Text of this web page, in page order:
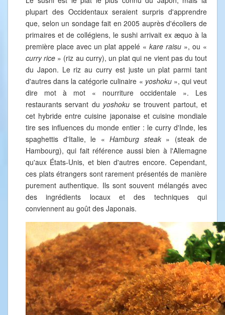
plupart des Occidentaux seraient surpris d'apprendre
que, selon un sondage fait en 2005 auprès d'écoliers de
primaires et de collégiens, le sushi arrivait ex æquo à la
première place avec un plat appelé « kare raisu », ou «
curry rice » (riz au curry), un plat qui ne vient pas du tout
du Japon. Le riz au curry est juste un plat parmi tant
d'autres dans la catégorie culinaire « yoshoku », qui veut
dire mot à mot « nourriture occidentale ». Les
restaurants servant du yoshoku se trouvent partout, et
cet hybride entre cuisine japonaise et cuisine mondiale
tire ses influences du monde entier : le curry d'Inde, les
spaghettis d'Italie, le « Hamburg steak» (steak de
Hambourg), qui fait référence aussi bien à l'Allemagne
qu'aux États-Unis, et bien d'autres encore. Cependant,
ces plats étrangers sont rarement présentés de manière
purement authentique. Ils sont souvent mélangés avec
des ingrédients locaux et des techniques qui
conviennent au goût des Japonais.